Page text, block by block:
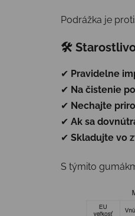
Podrážka je
🛠
✔ Pravidelne
✔ Na čistenie
✔ Nechajte
✔ Ak sa
✔ Skladujte vo
S týmito